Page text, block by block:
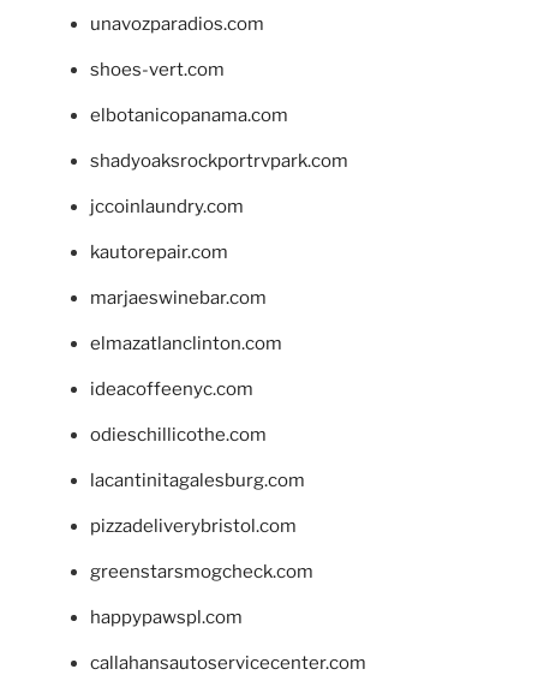
unavozparadios.com
shoes-vert.com
elbotanicopanama.com
shadyoaksrockportrvpark.com
jccoinlaundry.com
kautorepair.com
marjaeswinebar.com
elmazatlanclinton.com
ideacoffeenyc.com
odieschillicothe.com
lacantinitagalesburg.com
pizzadeliverybristol.com
greenstarsmogcheck.com
happypawspl.com
callahansautoservicecenter.com